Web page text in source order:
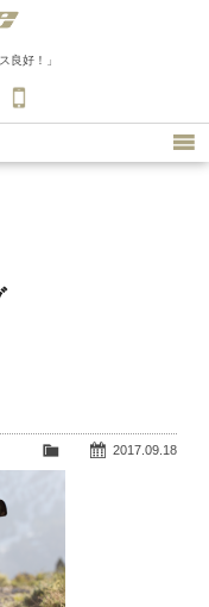
良好！」
0139
2017.09.18